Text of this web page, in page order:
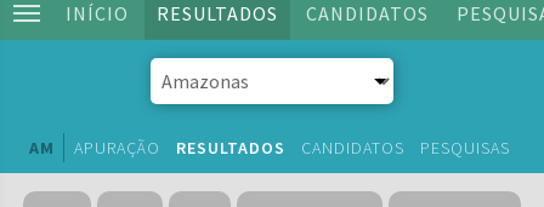
INÍCIO RESULTADOS CANDIDATOS
AM APURAÇÃO RESULTADOS CANDIDATOS PESQUISAS